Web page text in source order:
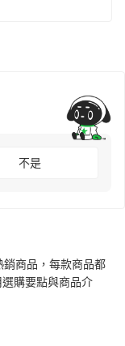
不是
商品，每款商品都
購要點與商品介